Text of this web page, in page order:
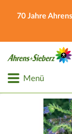
70 Jahre
Menü